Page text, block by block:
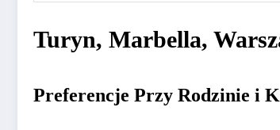
Turyn, Marbella,
Preferencje Przy Rodzinie i